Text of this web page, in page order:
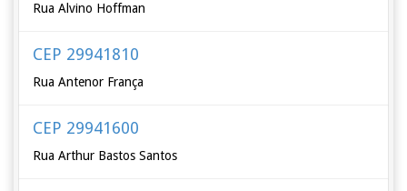
Rua Alvino Hoffman
CEP 29941810
Rua Antenor França
CEP 29941600
Rua Arthur Bastos Santos